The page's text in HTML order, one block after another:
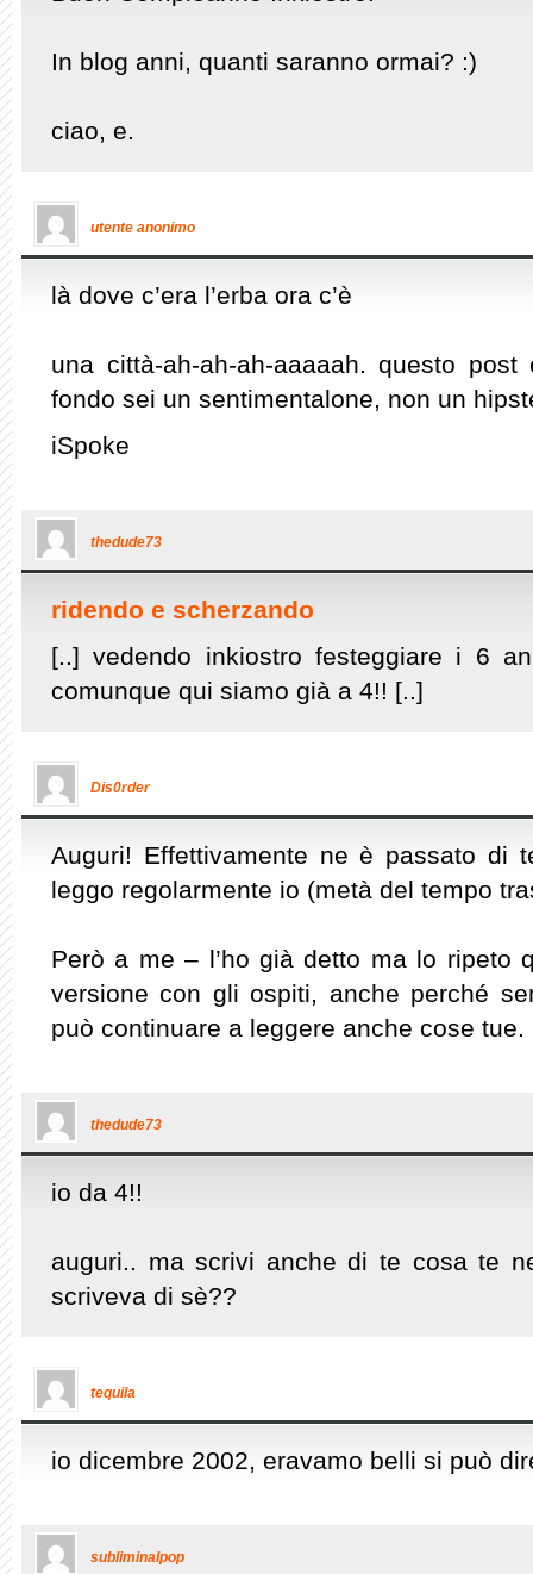
In blog anni, quanti saranno ormai? :)
ciao, e.
utente anonimo
là dove c’era l’erba ora c’è
una città-ah-ah-ah-aaaaah. questo
fondo sei un sentimentalone, non un
iSpoke
thedude73
ridendo e scherzando
[..] vedendo inkiostro festeggiare i 6
comunque qui siamo già a 4!! [..]
Dis0rder
Auguri! Effettivamente ne è passato di
leggo regolarmente io (metà del tempo
Però a me – l’ho già detto ma lo ripeto
versione con gli ospiti, anche perché
può continuare a leggere anche cose tue.
thedude73
io da 4!!
auguri.. ma scrivi anche di te cosa te
scriveva di sè??
tequila
io dicembre 2002, eravamo belli si può
subliminalpop